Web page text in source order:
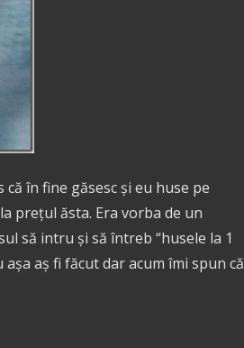
în fine găsesc și eu huse pe
prețul ăsta. Era vorba de un
să intru și să întreb “husele la 1
aș fi făcut dar acum îmi spun că